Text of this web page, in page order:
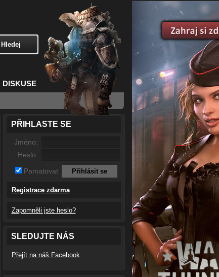
DISKUSE
PŘIHLASTE SE
Jméno:
Heslo:
Pamatovat
Registrace zdarma
Zapomněli jste heslo?
SLEDUJTE NÁS
Přejít na náš Facebook